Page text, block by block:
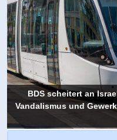
BDS scheitert an
Vandalismus und